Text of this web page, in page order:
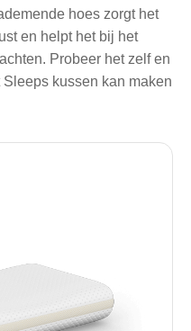
hoes zorgt het
en helpt het bij het
Probeer het zelf en
kussen kan maken